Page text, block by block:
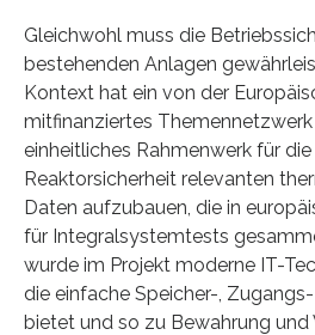
Gleichwohl muss die
bestehenden Anlagen
Kontext hat ein von der
mitfinanziertes
einheitliches Rahmenwerk für
Reaktorsicherheit relevanten
Daten aufzubauen, die in
für Integralsystemtests
wurde im Projekt moderne IT-
die einfache Speicher-,
bietet und so zu Bewahrung